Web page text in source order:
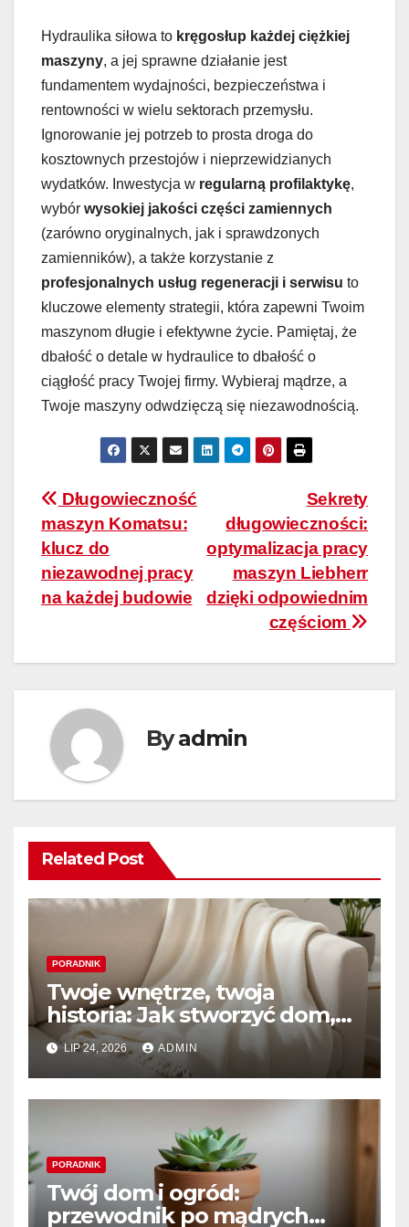
Hydraulika siłowa to kręgosłup każdej ciężkiej
maszyny, a jej sprawne działanie jest
fundamentem wydajności, bezpieczeństwa i
rentowności w wielu sektorach przemysłu.
Ignorowanie jej potrzeb to prosta droga do
kosztownych przestojów i nieprzewidzianych
wydatków. Inwestycja w regularną profilaktykę,
wybór wysokiej jakości części zamiennych
(zarówno oryginalnych, jak i sprawdzonych
zamienników), a także korzystanie z
profesjonalnych usług regeneracji i serwisu to
kluczowe elementy strategii, która zapewni Twoim
maszynom długie i efektywne życie. Pamiętaj, że
dbałość o detale w hydraulice to dbałość o
ciągłość pracy Twojej firmy. Wybieraj mądrze, a
Twoje maszyny odwdzięczą się niezawodnością.
Nawigacja
wpisu
Sekrety
długowieczności:
optymalizacja pracy
maszyn Liebherr
dzięki odpowiednim
częściom
Długowieczność
maszyn Komatsu:
klucz do
niezawodnej pracy
na każdej budowie
Byadmin
Related Post
PORADNIK
Twoje wnętrze, twoja
historia: Jak stworzyć dom,
który naprawdę kochasz
LIP 24, 2026 ADMIN
PORADNIK
Twój dom i ogród:
przewodnik po mądrych